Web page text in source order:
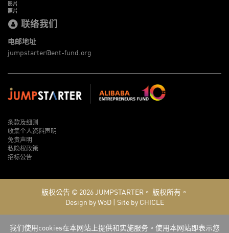
影片
照片
联络我们
电邮地址
jumpstarter@ent-fund.org
条款及细则
收集个人资料声明
免责声明
私隐权政策
招标公告
版权公告 © 2026JUMPSTARTER。 版权所有。
Design by WoD| Site by CHICLE
我们使用cookies在本网站上提供和实施服务。使用本网站即表示您